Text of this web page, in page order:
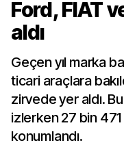
Ford, FIAT
aldı
Geçen yıl marka
ticari araçlara
zirvede yer aldı.
izlerken 27 bin
konumlandı.